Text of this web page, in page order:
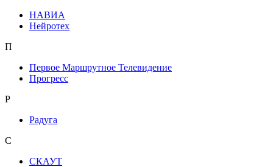
НАВИА
Нейротех
П
Первое Маршрутное Телевидение
Прогресс
Р
Радуга
С
СКАУТ